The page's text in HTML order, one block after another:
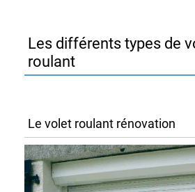
Les différents types de
roulant
Le volet roulant rénovation